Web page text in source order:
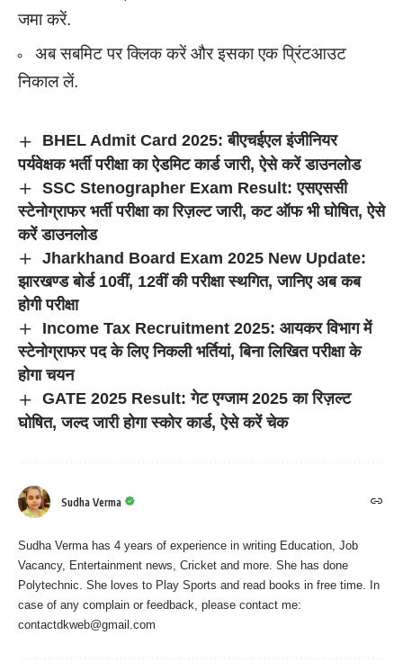
जमा करें.
अब सबमिट पर क्लिक करें और इसका एक प्रिंटआउट
निकाल लें.
BHEL Admit Card 2025: बीएचईएल इंजीनियर
पर्यवेक्षक भर्ती परीक्षा का ऐडमिट कार्ड जारी, ऐसे करें डाउनलोड
SSC Stenographer Exam Result: एसएससी
स्टेनोग्राफर भर्ती परीक्षा का रिज़ल्ट जारी, कट ऑफ भी घोषित, ऐसे
करें डाउनलोड
Jharkhand Board Exam 2025 New Update:
झारखण्ड बोर्ड 10वीं, 12वीं की परीक्षा स्थगित, जानिए अब कब
होगी परीक्षा
Income Tax Recruitment 2025: आयकर विभाग में
स्टेनोग्राफर पद के लिए निकली भर्तियां, बिना लिखित परीक्षा के
होगा चयन
GATE 2025 Result: गेट एग्जाम 2025 का रिज़ल्ट
घोषित, जल्द जारी होगा स्कोर कार्ड, ऐसे करें चेक
Sudha Verma
Sudha Verma has 4 years of experience in writing Education, Job
Vacancy, Entertainment news, Cricket and more. She has done
Polytechnic. She loves to Play Sports and read books in free time. In
case of any complain or feedback, please contact me:
contactdkweb@gmail.com